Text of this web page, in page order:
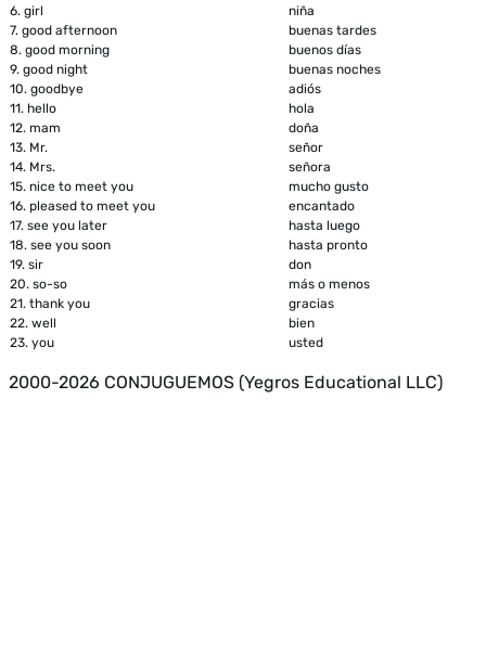
6. girl
niña
7. good afternoon
buenas tardes
8. good morning
buenos días
9. good night
buenas noches
10. goodbye
adiós
11. hello
hola
12. mam
doña
13. Mr.
señor
14. Mrs.
señora
15. nice to meet you
mucho gusto
16. pleased to meet you
encantado
17. see you later
hasta luego
18. see you soon
hasta pronto
19. sir
don
20. so-so
más o menos
21. thank you
gracias
22. well
bien
23. you usted
2000-2026 CONJUGUEMOS (Yegros Educational LLC)